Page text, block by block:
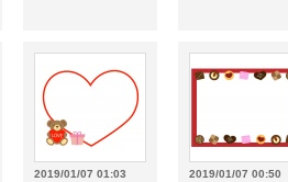
2019/01/07 01:03 2019/01/07 00:50